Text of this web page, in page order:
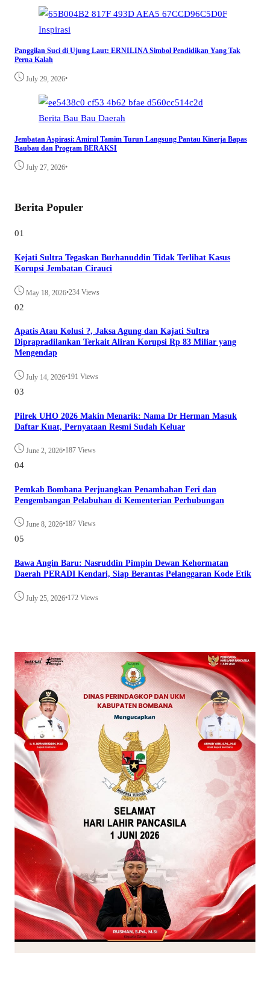
Inspirasi
Panggilan Suci di Ujung Laut: ERNILINA Simbol Pendidikan Yang Tak
Perna Kalah
July 29, 2026•
Berita Bau Bau Daerah
Jembatan Aspirasi: Amirul Tamim Turun Langsung Pantau Kinerja Bapas
Baubau dan Program BERAKSI
July 27, 2026•
Berita Populer
01
Kejati Sultra Tegaskan Burhanuddin Tidak Terlibat Kasus
Korupsi Jembatan Cirauci
May 18, 2026•234 Views
02
Apatis Atau Kolusi ?, Jaksa Agung dan Kajati Sultra
Diprapradilankan Terkait Aliran Korupsi Rp 83 Miliar yang
Mengendap
July 14, 2026•191 Views
03
Pilrek UHO 2026 Makin Menarik: Nama Dr Herman Masuk
Daftar Kuat, Pernyataan Resmi Sudah Keluar
June 2, 2026•187 Views
04
Pemkab Bombana Perjuangkan Penambahan Feri dan
Pengembangan Pelabuhan di Kementerian Perhubungan
June 8, 2026•187 Views
05
Bawa Angin Baru: Nasruddin Pimpin Dewan Kehormatan
Daerah PERADI Kendari, Siap Berantas Pelanggaran Kode Etik
July 25, 2026•172 Views